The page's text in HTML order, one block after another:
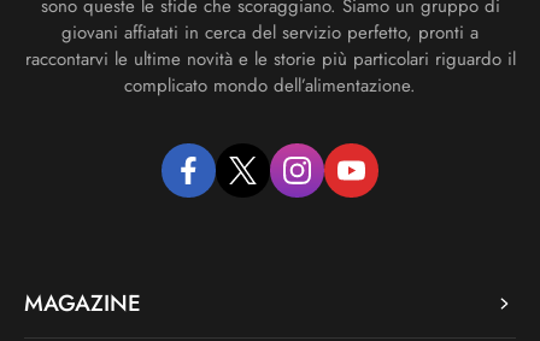
sono queste le sfide che scoraggiano. Siamo un gruppo di
giovani affiatati in cerca del servizio perfetto, pronti a
raccontarvi le ultime novità e le storie più particolari riguardo il
complicato mondo dell’alimentazione.
facebooktwitter instagramyoutube
MAGAZINE